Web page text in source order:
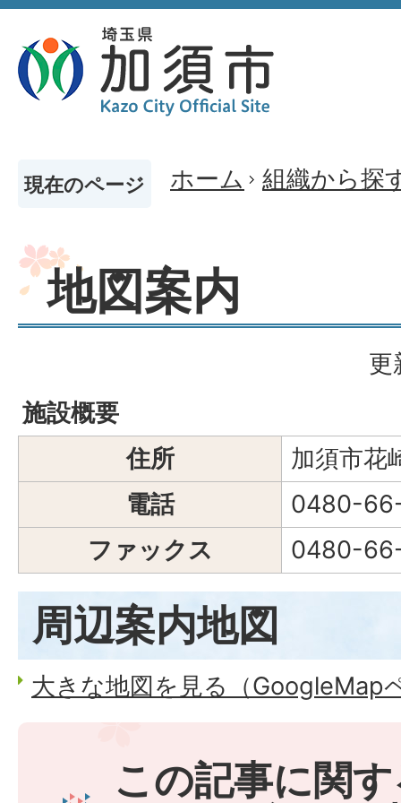
現在のページ ホーム 組織から探
地図案内
更
施設概要
住所
加須市花
電話
0480-
ファックス
0480-
周辺案内地図
大きな地図を見る（GoogleMap
この記事に関